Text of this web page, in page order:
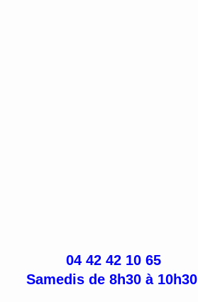
04 42 42 10 65
Samedis de 8h30 à 10h30